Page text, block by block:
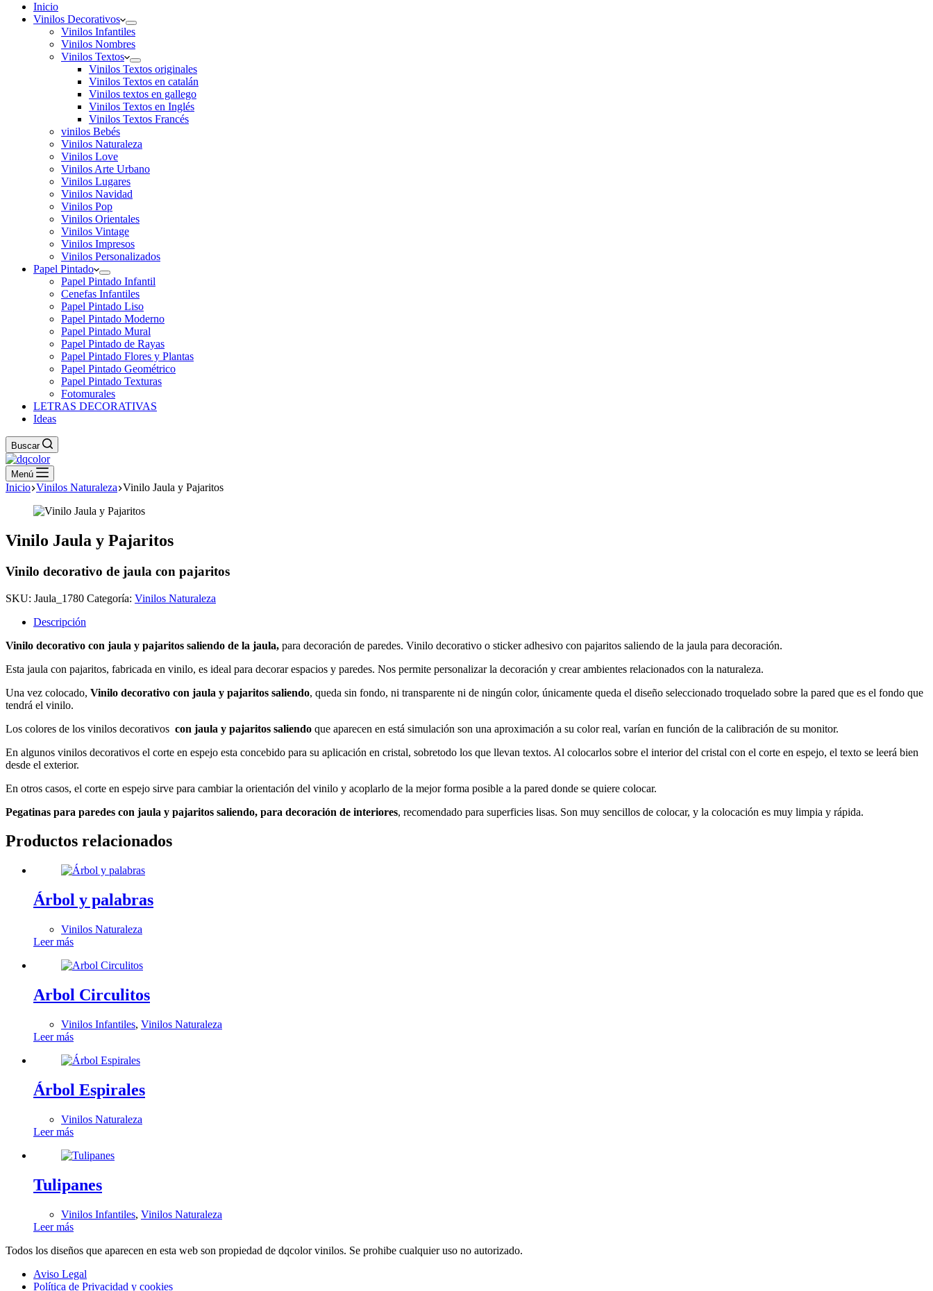
Inicio
Vinilos Decorativos
Vinilos Infantiles
Vinilos Nombres
Vinilos Textos
Vinilos Textos originales
Vinilos Textos en catalán
Vinilos textos en gallego
Vinilos Textos en Inglés
Vinilos Textos Francés
vinilos Bebés
Vinilos Naturaleza
Vinilos Love
Vinilos Arte Urbano
Vinilos Lugares
Vinilos Navidad
Vinilos Pop
Vinilos Orientales
Vinilos Vintage
Vinilos Impresos
Vinilos Personalizados
Papel Pintado
Papel Pintado Infantil
Cenefas Infantiles
Papel Pintado Liso
Papel Pintado Moderno
Papel Pintado Mural
Papel Pintado de Rayas
Papel Pintado Flores y Plantas
Papel Pintado Geométrico
Papel Pintado Texturas
Fotomurales
LETRAS DECORATIVAS
Ideas
Buscar
Menú
Inicio Vinilos Naturaleza Vinilo Jaula y Pajaritos
Vinilo Jaula y Pajaritos
Vinilo decorativo de jaula con pajaritos
SKU: Jaula_1780 Categoría: Vinilos Naturaleza
Descripción
Vinilo decorativo con jaula y pajaritos saliendo de la jaula, para decoración de paredes. Vinilo decorativo o sticker adhesivo con pajaritos saliendo de la jaula para decoración.
Esta jaula con pajaritos, fabricada en vinilo, es ideal para decorar espacios y paredes. Nos permite personalizar la decoración y crear ambientes relacionados con la naturaleza.
Una vez colocado, Vinilo decorativo con jaula y pajaritos saliendo, queda sin fondo, ni transparente ni de ningún color, únicamente queda el diseño seleccionado troquelado sobre la pared que es el fondo que
tendrá el vinilo.
Los colores de los vinilos decorativos con jaula y pajaritos saliendo que aparecen en está simulación son una aproximación a su color real, varían en función de la calibración de su monitor.
En algunos vinilos decorativos el corte en espejo esta concebido para su aplicación en cristal, sobretodo los que llevan textos. Al colocarlos sobre el interior del cristal con el corte en espejo, el texto se leerá bien
desde el exterior.
En otros casos, el corte en espejo sirve para cambiar la orientación del vinilo y acoplarlo de la mejor forma posible a la pared donde se quiere colocar.
Pegatinas para paredes con jaula y pajaritos saliendo, para decoración de interiores, recomendado para superficies lisas. Son muy sencillos de colocar, y la colocación es muy limpia y rápida.
Productos relacionados
Árbol y palabras
Vinilos Naturaleza
Leer más
Arbol Circulitos
Vinilos Infantiles, Vinilos Naturaleza
Leer más
Árbol Espirales
Vinilos Naturaleza
Leer más
Tulipanes
Vinilos Infantiles, Vinilos Naturaleza
Leer más
Todos los diseños que aparecen en esta web son propiedad de dqcolor vinilos. Se prohibe cualquier uso no autorizado.
Aviso Legal
Política de Privacidad y cookies